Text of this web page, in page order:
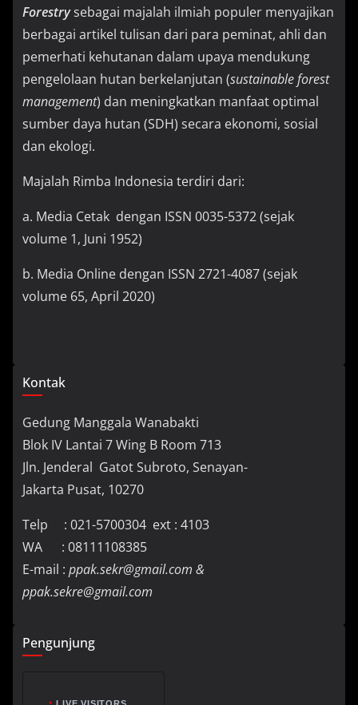
Forestrysebagai majalah ilmiah populer menyajikan
berbagai artikel tulisan dari para peminat, ahli dan
pemerhati kehutanan dalam upaya mendukung
pengelolaan hutan berkelanjutan (sustainable forest
management) dan meningkatkan manfaat optimal
sumber daya hutan (SDH) secara ekonomi, sosial
dan ekologi.
Majalah Rimba Indonesia terdiri dari:
a. Media Cetak dengan ISSN 0035-5372 (sejak
volume 1, Juni 1952)
b. Media Online dengan ISSN 2721-4087 (sejak
volume 65, April 2020)
Kontak
Gedung Manggala Wanabakti
Blok IV Lantai 7 Wing B Room 713
Jln. Jenderal Gatot Subroto, Senayan-
Jakarta Pusat, 10270
Telp : 021-5700304 ext : 4103
WA : 08111108385
E-mail : ppak.sekr@gmail.com &
ppak.sekre@gmail.com
Pengunjung